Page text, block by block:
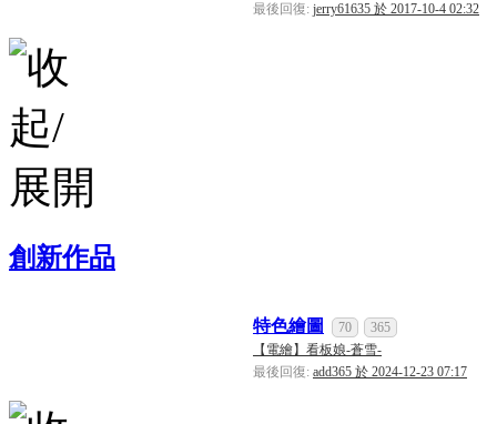
最後回復: jerry61635 於 2017-10-4 02:32
創新作品
特色繪圖 70
365
【電繪】看板娘-蒼雪-
最後回復: add365 於 2024-12-23 07:17